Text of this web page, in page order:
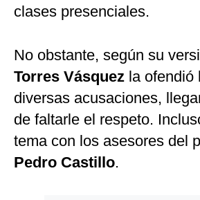
clases presenciales.
No obstante, según su
Torres Vásquez la ofendió
diversas acusaciones,
de faltarle el respeto.
tema con los asesores del
Pedro Castillo.